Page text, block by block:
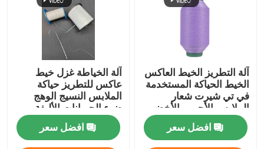
آلة التطريز الخيط العاكس
الخيط الحياكة المستخدمة
في تي شيرت شعار
الملابس الأحمر والأخضر
افضل سعر
آلة الخياطة غزل خيط
عاكس للتطريز حياكة
الملابس النسيج الوهج
ضوء الحيوانات الأليفة
افضل سعر